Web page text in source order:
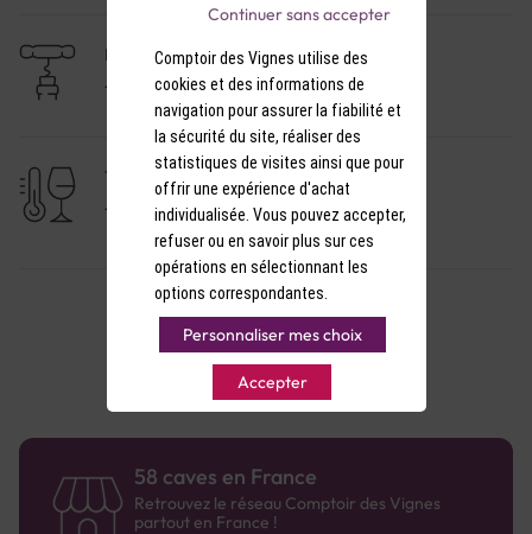
NIVEAU DE GARDE
1 à 3 ans
TEMPÉRATURE DE SERVICE
11-12°C
58 caves en France
Retrouvez le réseau Comptoir des Vignes
partout en France !
Comptoir des Vignes utilise des
cookies et des informations de
navigation pour assurer la fiabilité et
la sécurité du site, réaliser des
statistiques de visites ainsi que pour
offrir une expérience d'achat
individualisée. Vous pouvez accepter,
refuser ou en savoir plus sur ces
opérations en sélectionnant les
options correspondantes.
Personnaliser mes choix
Accepter
Continuer sans accepter